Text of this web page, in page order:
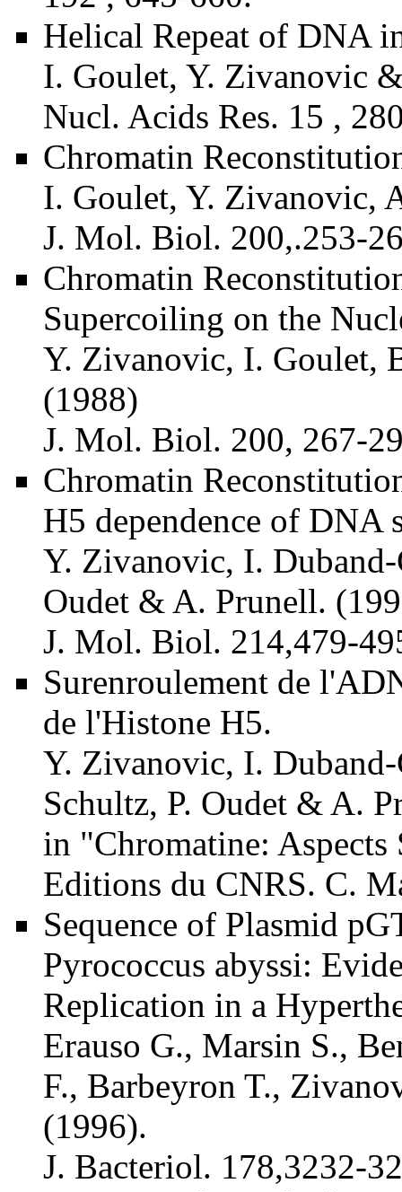
Helical Repeat of DNA
I. Goulet, Y. Zivanovic
Nucl. Acids Res. 15 ,
Chromatin
I. Goulet, Y. Zivanovic,
J. Mol. Biol. 200,.253-
Chromatin
Supercoiling on the
Y. Zivanovic, I. Goulet,
(1988)
J. Mol. Biol. 200, 267-
Chromatin
H5 dependence of DNA
Y. Zivanovic, I. Duband-
Oudet & A. Prunell.
J. Mol. Biol. 214,479-
Surenroulement de
de l'Histone H5.
Y. Zivanovic, I.
Schultz, P. Oudet & A.
in "Chromatine:
Editions du CNRS. C.
Sequence of Plasmid
Pyrococcus abyssi:
Replication in a
Erauso G., Marsin S.,
F., Barbeyron T.,
(1996).
J. Bacteriol. 178,3232-